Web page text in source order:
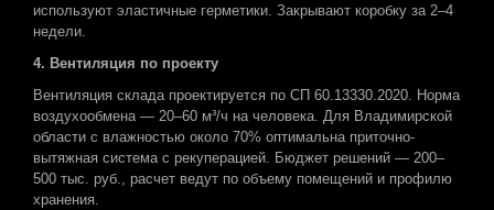
используют эластичные герметики. Закрывают коробку за 2–4
недели.
4. Вентиляция по проекту
Вентиляция склада проектируется по СП 60.13330.2020. Норма
воздухообмена — 20–60 м³/ч на человека. Для Владимирской
области с влажностью около 70% оптимальна приточно-
вытяжная система с рекуперацией. Бюджет решений — 200–
500 тыс. руб., расчет ведут по объему помещений и профилю
хранения.